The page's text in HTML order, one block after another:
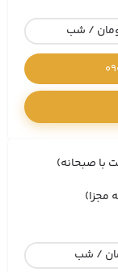
با صبحانه)